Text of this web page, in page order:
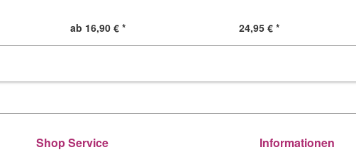
ab 16,90 € * 24,95 € *
Shop Service Informationen